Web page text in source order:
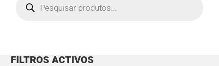
search
FILTROS ACTIVOS